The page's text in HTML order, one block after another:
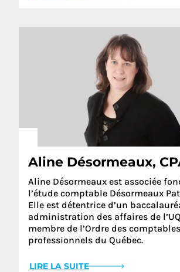
Aline Désormeaux,
Aline Désormeaux est associée
l’étude comptable Désormeaux
Elle est détentrice d’un
administration des affaires de
membre de l’Ordre des comptables
professionnels du Québec.
LIRE LA SUITE